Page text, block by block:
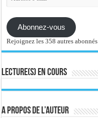
e-
Abonnez-vous
Rejoignez les 358 autres abonnés
Lecture(s) en cours
A propos de l’auteur